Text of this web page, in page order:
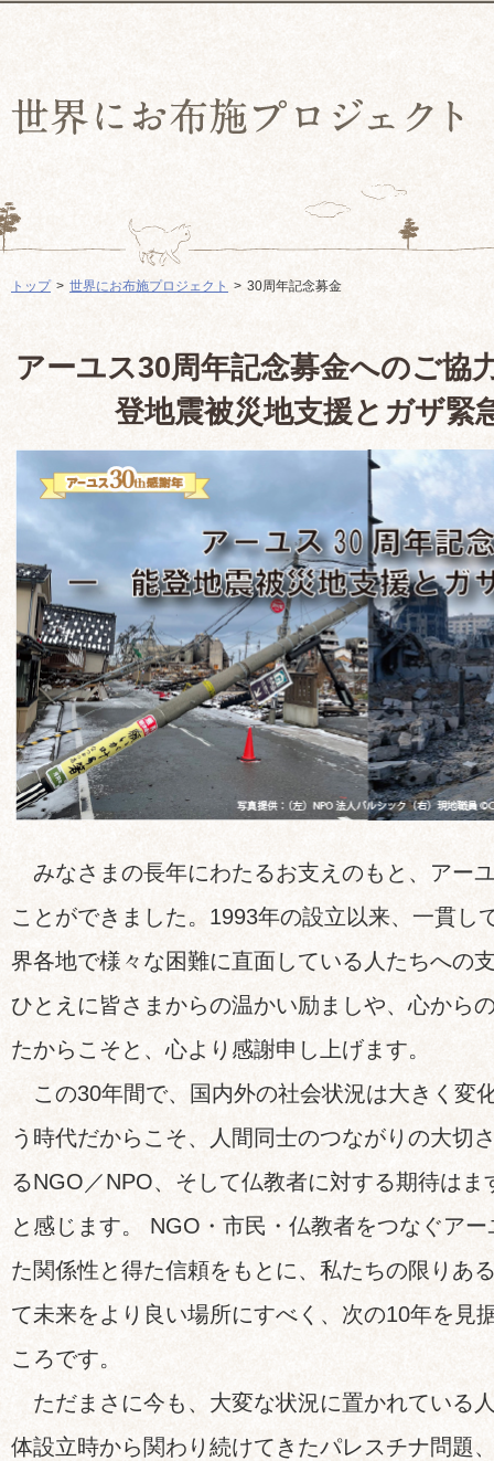
トップ 世界にお布施プロジェクト 30周年記念募金
アーユス30周年記念募金へのご
登地震被災地支援とガザ
みなさまの長年にわたるお支えのもと、アー
ことができました。1993年の設立以来、一貫し
界各地で様々な困難に直面している人たちへの
ひとえに皆さまからの温かい励ましや、心から
たからこそと、心より感謝申し上げます。
この30年間で、国内外の社会状況は大きく変
う時代だからこそ、人間同士のつながりの大切
るNGO／NPO、そして仏教者に対する期待は
と感じます。 NGO・市民・仏教者をつなぐア
た関係性と得た信頼をもとに、私たちの限りあ
て未来をより良い場所にすべく、次の10年を見
ころです。
ただまさに今も、大変な状況に置かれている
体設立時から関わり続けてきたパレスチナ問題